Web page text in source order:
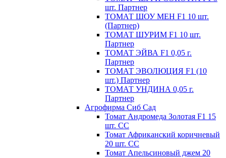
шт. Партнер
ТОМАТ ШОУ МЕН F1 10 шт.
(Партнер)
ТОМАТ ШУРИМ F1 10 шт.
Партнер
ТОМАТ ЭЙВА F1 0,05 г.
Партнер
ТОМАТ ЭВОЛЮЦИЯ F1 (10
шт.) Партнер
ТОМАТ УНДИНА 0,05 г.
Партнер
Агрофирма Сиб Сад
Томат Андромеда Золотая F1 15
шт. СС
Томат Африканский коричневый
20 шт. СС
Томат Апельсиновый джем 20